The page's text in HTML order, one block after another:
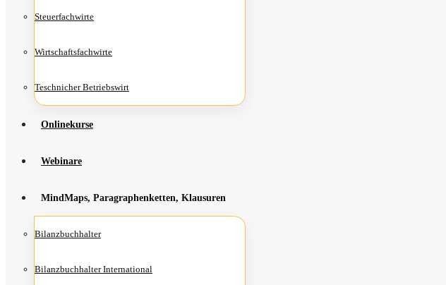
Steu­er­fach­wir­te
Wirt­schafts­fach­wir­te
Teschni­cher Betriebswirt
Online­kur­se
Web­i­na­re
Mind­Maps, Para­gra­phen­ket­ten, Klausuren
Bilanz­buch­hal­ter
Bilanz­buch­hal­ter International